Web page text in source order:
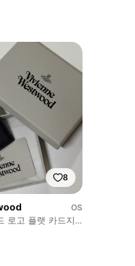
8
OS
로고 플랫 카드지